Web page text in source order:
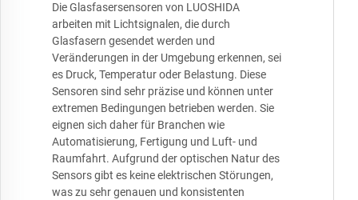
Die Glasfasersensoren von LUOSHIDA
arbeiten mit Lichtsignalen, die durch
Glasfasern gesendet werden und
Veränderungen in der Umgebung erkennen, sei
es Druck, Temperatur oder Belastung. Diese
Sensoren sind sehr präzise und können unter
extremen Bedingungen betrieben werden. Sie
eignen sich daher für Branchen wie
Automatisierung, Fertigung und Luft- und
Raumfahrt. Aufgrund der optischen Natur des
Sensors gibt es keine elektrischen Störungen,
was zu sehr genauen und konsistenten